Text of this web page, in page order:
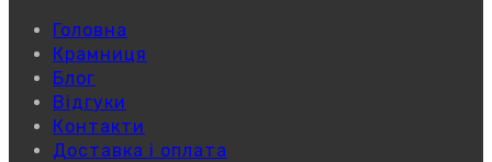
Головна
Крамниця
Блог
Відгуки
Контакти
Доставка і оплата